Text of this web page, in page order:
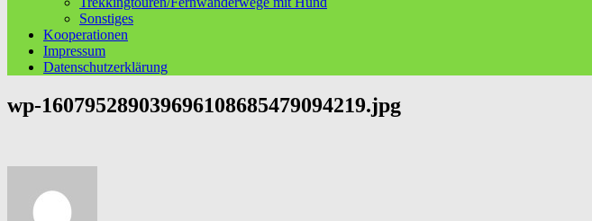
Sonstiges
Kooperationen
Impressum
Datenschutzerklärung
wp-160795289039696108685479094219.jpg